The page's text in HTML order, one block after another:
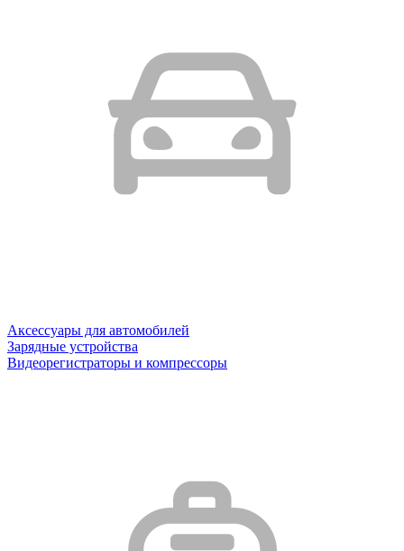
Аксессуары для автомобилей
Зарядные устройства
Видеорегистраторы и компрессоры